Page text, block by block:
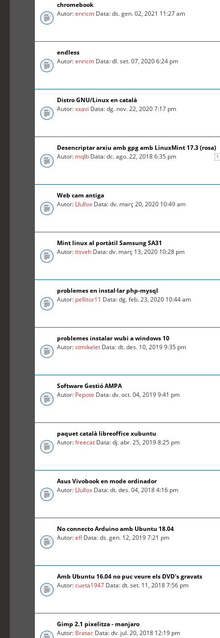
chromebook
Autor:enricm Data: ds. gen. 02, 2021 11:27 am
endless
Autor:enricm Data: dl. set. 07, 2020 6:24 pm
Distro GNU/Linux en català
Autor:xxavi Data: dg. nov. 22, 2020 7:17 pm
Desencriptar arxiu amb gpg amb LinuxMint 17.3 (rosa)
1
Autor: mqlb Data: dc. ago. 22, 2018 6:35 pm
Web cam antiga
Autor: Llullox Data: dv. març 20, 2020 10:49 am
Mint linux al portàtil Samsung SA31
Autor:tisveh Data: dv. març 13, 2020 10:28 pm
problemes en instal·lar php-mysql
Autor: pellitor11 Data: dg. feb. 23, 2020 10:44 am
problemes instalar wubi a windows 10
Autor:stmikelet Data: dt. des. 10, 2019 9:35 pm
Software Gestió AMPA
Autor: Pepote Data: dv. oct. 04, 2019 9:41 pm
paquet català libreoffice xubuntu
Autor:freecat Data: dj. abr. 25, 2019 8:25 pm
Asus Vivobook en mode ordinador
Autor: Llullox Data: dt. des. 04, 2018 4:16 pm
No connecto Arduino amb Ubuntu 18.04
Autor:efl Data: ds. gen. 12, 2019 7:21 pm
Amb Ubuntu 16.04 no puc veure els DVD's gravats
Autor:cueta1947 Data: dt. set. 11, 2018 7:56 pm
Gimp 2.1 pixelitza - manjaro
Autor: Bratac Data: dv. jul. 20, 2018 12:19 pm